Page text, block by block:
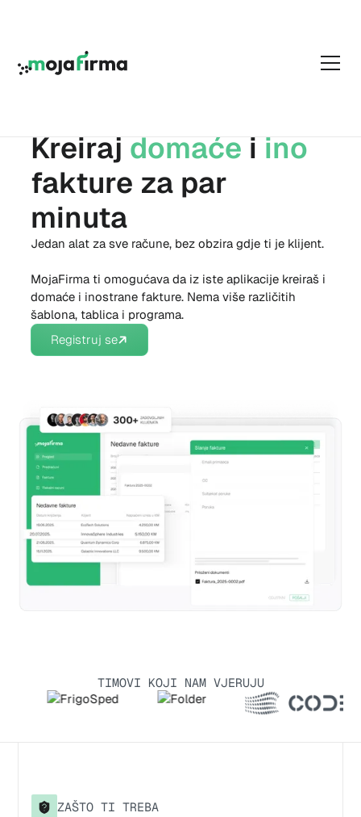
Kreiraj domaće i ino
fakture za par
minuta
Jedan alat za sve račune, bez obzira gdje ti je klijent.
MojaFirma ti omogućava da iz iste aplikacije kreiraš i
domaće i inostrane fakture. Nema više različitih
šablona, tablica i programa.
Registruj se
TIMOVI KOJI NAM VJERUJU
ZAŠTO TI TREBA